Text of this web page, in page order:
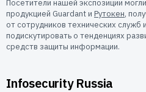
Пресс-центр
Новости
Пользователям
Техническая поддержка
Посетители нашей экспозиции
продукцией Guardant и Рутокен,
от сотрудников технических служб
подискутировать о тенденциях
средств защиты информации.
Infosecurity Russia